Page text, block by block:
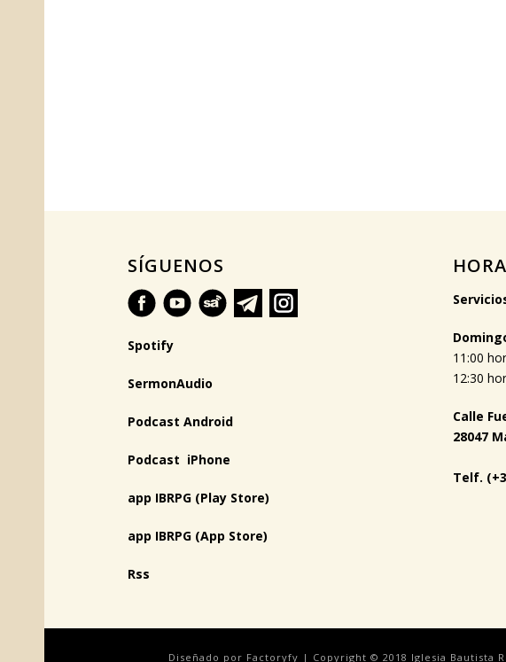
SÍGUENOS
Spotify
SermonAudio
Podcast Android
Podcast iPhone
app IBRPG (Play Store)
app IBRPG (App Store)
Rss
11:00
12:30
Calle
28047
Telf.
Diseñado por Factoryfy | Copyright © 2018 Iglesia Bautista